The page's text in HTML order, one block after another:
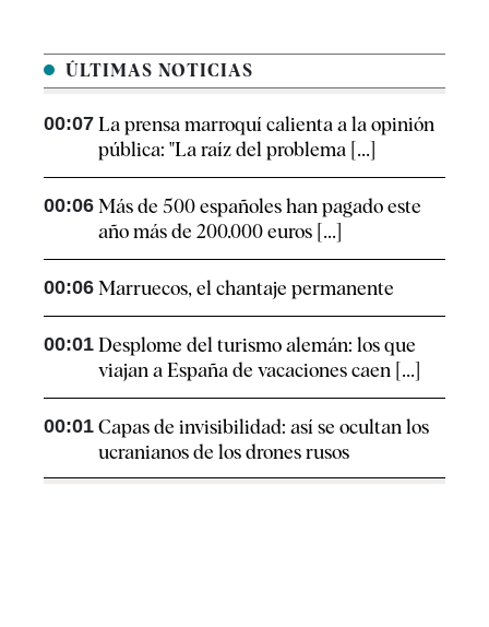
ÚLTIMAS NOTICIAS
00:07 La prensa marroquí calienta a la opinión
pública: "La raíz del problema [...]
00:06 Más de 500 españoles han pagado este
año más de 200.000 euros [...]
00:06 Marruecos, el chantaje permanente
00:01 Desplome del turismo alemán: los que
viajan a España de vacaciones caen [...]
00:01 Capas de invisibilidad: así se ocultan los
ucranianos de los drones rusos